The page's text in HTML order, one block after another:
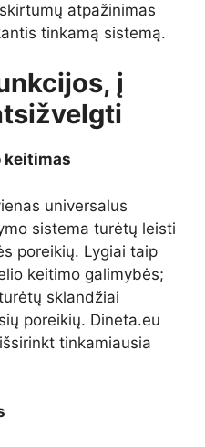
atpažinimas
tinkamą sistemą.
į
keitimas
universalus
sistema turėtų leisti
poreikių. Lygiai taip
keitimo galimybės;
sklandžiai
poreikių. Dineta.eu
tinkamiausia